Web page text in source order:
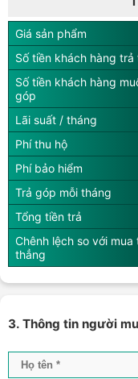
Giá sản phẩm
Số tiền khách hàng trả
Số tiền khách hàng
góp
Lãi suất / tháng
Phí thu hộ
Phí bảo hiểm
Trả góp mỗi tháng
Tổng tiền trả
Chênh lệch so với mua
thẳng
3. Thông tin người